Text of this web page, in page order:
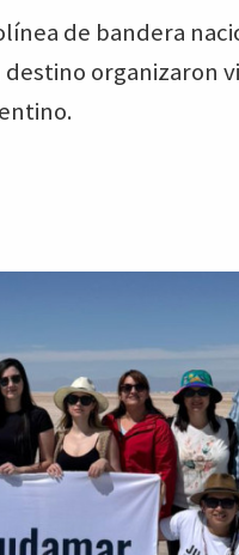
de bandera
organizaron